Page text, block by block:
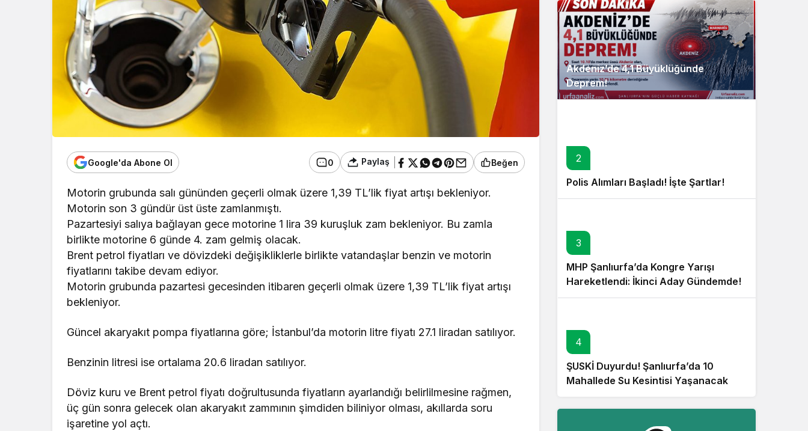
Google'da Abone Ol 0 Paylaş Beğen
Motorin grubunda salı gününden geçerli olmak üzere 1,39 TL’lik fiyat artışı bekleniyor.
Motorin son 3 gündür üst üste zamlanmıştı.
Pazartesiyi salıya bağlayan gece motorine 1 lira 39 kuruşluk zam bekleniyor. Bu zamla
birlikte motorine 6 günde 4. zam gelmiş olacak.
Brent petrol fiyatları ve dövizdeki değişikliklerle birlikte vatandaşlar benzin ve motorin
fiyatlarını takibe devam ediyor.
Motorin grubunda pazartesi gecesinden itibaren geçerli olmak üzere 1,39 TL’lik fiyat artışı
bekleniyor.
Güncel akaryakıt pompa fiyatlarına göre; İstanbul’da motorin litre fiyatı 27.1 liradan satılıyor.
Benzinin litresi ise ortalama 20.6 liradan satılıyor.
Döviz kuru ve Brent petrol fiyatı doğrultusunda fiyatların ayarlandığı belirlilmesine rağmen,
üç gün sonra gelecek olan akaryakıt zammının şimdiden biliniyor olması, akıllarda soru
işaretine yol açtı.
Akdeniz’de 4,1 Büyüklüğünde
Deprem!
2
Polis Alımları Başladı! İşte Şartlar!
3
MHP Şanlıurfa’da Kongre Yarışı
Hareketlendi: İkinci Aday Gündemde!
4
ŞUSKİ Duyurdu! Şanlıurfa’da 10
Mahallede Su Kesintisi Yaşanacak